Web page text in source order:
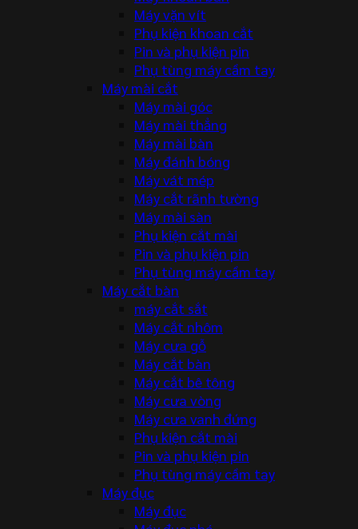
Máy vặn vít
Phụ kiện khoan cắt
Pin và phụ kiện pin
Phụ tùng máy cầm tay
Máy mài cắt
Máy mài góc
Máy mài thẳng
Máy mài bàn
Máy đánh bóng
Máy vát mép
Máy cắt rãnh tường
Máy mài sàn
Phụ kiện cắt mài
Pin và phụ kiện pin
Phụ tùng máy cầm tay
Máy cắt bàn
máy cắt sắt
Máy cắt nhôm
Máy cưa gỗ
Máy cắt bàn
Máy cắt bê tông
Máy cưa vòng
Máy cưa vanh đứng
Phụ kiện cắt mài
Pin và phụ kiện pin
Phụ tùng máy cầm tay
Máy đục
Máy đục